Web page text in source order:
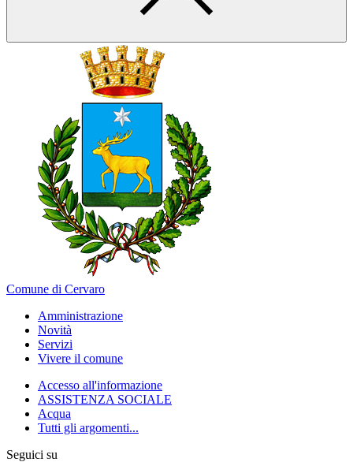
Comune di Cervaro
Amministrazione
Novità
Servizi
Vivere il comune
Accesso all'informazione
ASSISTENZA SOCIALE
Acqua
Tutti gli argomenti...
Seguici su